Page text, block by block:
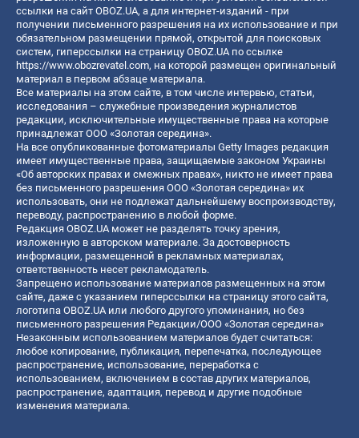
ссылки на сайт OBOZ.UA, а для интернет-изданий - при
получении письменного разрешения на их использование и при
обязательном размещении прямой, открытой для поисковых
систем, гиперссылки на страницу OBOZ.UA по ссылке
https://www.obozrevatel.com, на которой размещен оригинальный
материал в первом абзаце материала.
Все материалы на этом сайте, в том числе интервью, статьи,
исследования – служебные произведения журналистов
редакции, исключительные имущественные права на которые
принадлежат ООО «Золотая середина».
На все опубликованные фотоматериалы Getty Images редакция
имеет имущественные права, защищаемые законом Украины
«Об авторских правах и смежных правах», никто не имеет права
без письменного разрешения ООО «Золотая середина» их
использовать, они не подлежат дальнейшему воспроизводству,
переводу, распространению в любой форме.
Редакция OBOZ.UA может не разделять точку зрения,
изложенную в авторском материале. За достоверность
информации, размещенной в рекламных материалах,
ответственность несет рекламодатель.
Запрещено использование материалов размещенных на этом
сайте, даже с указанием гиперссылки на страницу этого сайта,
логотипа OBOZ.UA или любого другого упоминания, но без
письменного разрешения Редакции/ООО «Золотая середина»
Незаконным использованием материалов будет считаться:
любое копирование, публикация, перепечатка, последующее
распространение, использование, переработка с
использованием, включением в состав других материалов,
распространение, адаптация, перевод и другие подобные
изменения материала.